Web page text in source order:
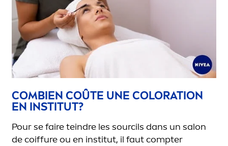
COMBIEN COÛTE UNE COLORATION
EN INSTITUT?
Pour se faire teindre les sourcils dans un salon
de coiffure ou en institut, il faut compter